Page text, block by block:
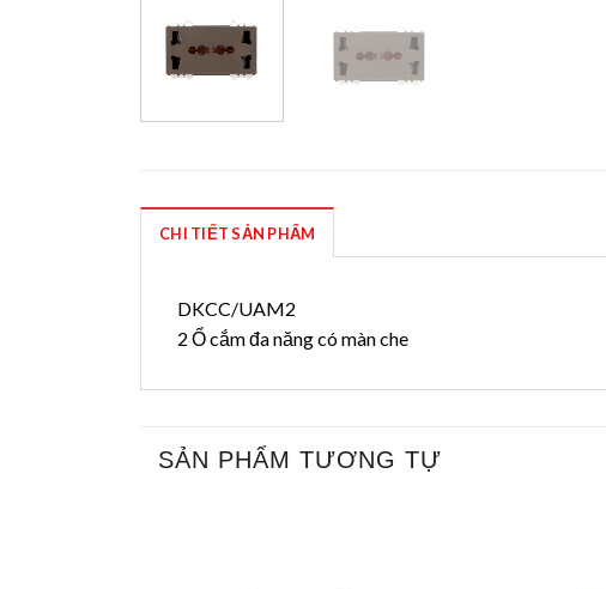
CHI TIẾT SẢN PHẨM
DKCC/UAM2
2 Ổ cắm đa năng có màn che
SẢN PHẨM TƯƠNG TỰ